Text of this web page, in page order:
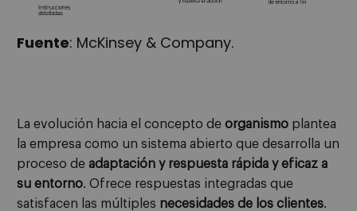
Fuente: McKinsey & Company.
La evolución hacia el concepto de organismo plantea
la empresa como un sistema abierto que desarrolla un
proceso de adaptación y respuesta rápida y eficaz a
su entorno. Ofrece respuestas integradas que
satisfacen las múltiples necesidades de los clientes.